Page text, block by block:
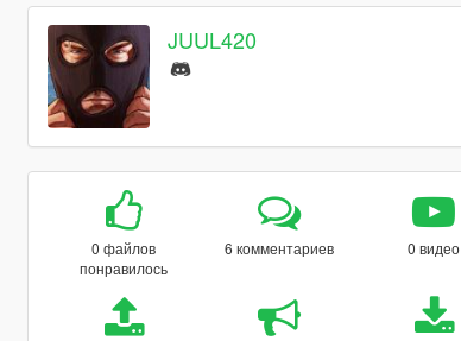
JUUL420
0 файлов
понравилось
6 комментариев 0 видео